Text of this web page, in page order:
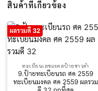
สินค้าที่เกี่ยวข้อง
ผลรวมดี 32
ทะเบียนเลขมงคลป้ายขาวดำ
9.ป้ายทะเบียนรถ ศค 2559
ทะเบียนมงคล ศค 2559 ผลรวม